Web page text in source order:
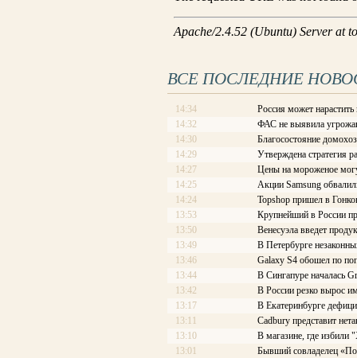
ВСЕ ПОСЛЕДНИЕ
14:34
Россия может
14:32
ФАС не выявила
14:30
Благосостояние
14:29
Утверждена стратегия
14:27
Цены на мороженое
14:25
Акции Samsung
14:24
Topshop пришел в
13:53
Крупнейший в России
13:50
Венесуэла введет
13:49
В Петербурге
13:46
Galaxy S4 обошел по
13:44
В Сингапуре началась
13:42
В России резко вырос
13:17
В Екатеринбурге
13:11
Cadbury представит
13:10
В магазине, где
13:01
Бывший совладелец